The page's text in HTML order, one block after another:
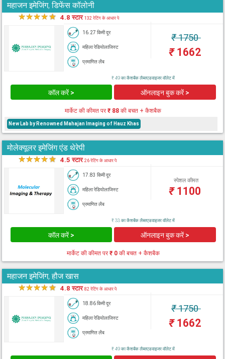
महाजन इमेजिंग, डिफेंस कॉलोनी
★★★★★ 4.8 स्टार132 रेटिंग के आधार पे
16.27 किमी दूर
महिला रेडियोलाजिस्ट
प्रमाणित लैब
₹1750
₹1662
₹ 49 का कैशबैक लैब्सएडवाइजर वॉलेट में
कॉल करें > ऑनलाइन बुक करें >
मार्केट की कीमत पर₹ 88 की बचत + कैशबैक
New Lab by Renowned Mahajan Imaging of Hauz Khas
मोलेक्यूलर इमेजिंग एंड थेरेपी
★★★★★ 4.5 स्टार26 रेटिंग के आधार पे
17.83 किमी दूर
महिला रेडियोलाजिस्ट
प्रमाणित लैब
स्पेशल कीमत
₹1100
₹ 33 का कैशबैक लैब्सएडवाइजर वॉलेट में
कॉल करें > ऑनलाइन बुक करें >
मार्केट की कीमत पर₹ 0की बचत + कैशबैक
महाजन इमेजिंग, हौज खास
★★★★★ 4.8 स्टार82 रेटिंग के आधार पे
18.86 किमी दूर
महिला रेडियोलाजिस्ट
प्रमाणित लैब
₹1750
₹1662
₹ 49 का कैशबैक लैब्सएडवाइजर वॉलेट में